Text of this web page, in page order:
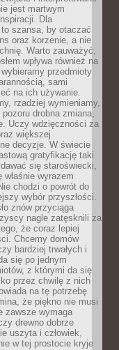
jest martwym
Dla
szansa, by otaczać
oraz korzenie, a nie
Warto zauważyć,
wpływa również na
przedmioty
sami
na ich używanie.
rzadziej wymieniamy,
drobna zmiana,
Uczy wdzięczności za
większej
decyzje. W świecie
gratyfikację taki
się staroświecki,
wyrazem
chodzi o powrót do
wybór przyszłości.
znów przyciąga
nagle zatęsknili za
że coraz lepiej
Chcemy domów
bardziej trwałych i
się po jednym
z którymi da się
przez chwilę z nich
na tę potrzebę
że piękno nie musi
zawsze wymaga
drewno dobrze
uszyta i człowiek,
w tej prostocie kryje